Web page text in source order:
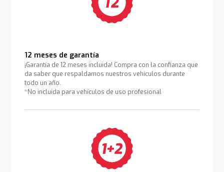
12 meses de garantía
¡Garantía de 12 meses incluida! Compra con la confianza que
da saber que respaldamos nuestros vehículos durante
todo un año.
*No incluida para vehículos de uso profesional